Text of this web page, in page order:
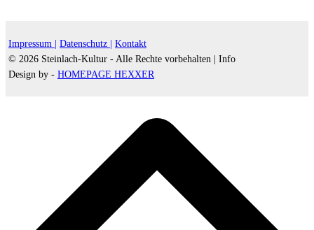
Impressum | Datenschutz |
Kontakt
© 2026 Steinlach-Kultur - Alle Rechte vorbehalten |
Info
Design by - HOMEPAGE HEXXER